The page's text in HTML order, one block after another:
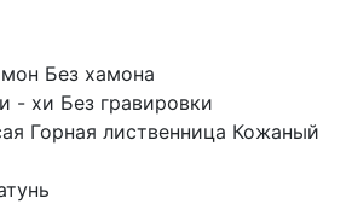
Без хамона
- хи Без гравировки
Горная лиственница Кожаный